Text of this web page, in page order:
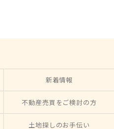
新着情報
不動産売買をご検討の方
土地探しのお手伝い